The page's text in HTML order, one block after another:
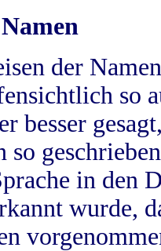
der
so
besser
so
in
wurde,